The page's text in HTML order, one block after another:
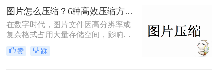
图片怎么压缩？6种高效压缩方法分享！
在数字时代，图片文件因高分辨率或
复杂格式占用大量存储空间，影响传
输和加载速度。那么图片怎么压缩
呢？本文总结了6种高效压缩方法，
赞 踩